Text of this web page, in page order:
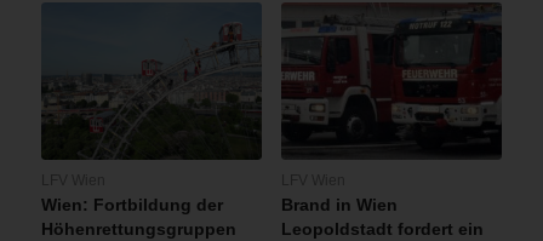
Wien: Fortbildung der
Höhenrettungsgruppen
Brand in Wien
Leopoldstadt fordert ein